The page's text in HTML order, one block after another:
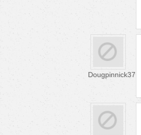
Dougpinnick37